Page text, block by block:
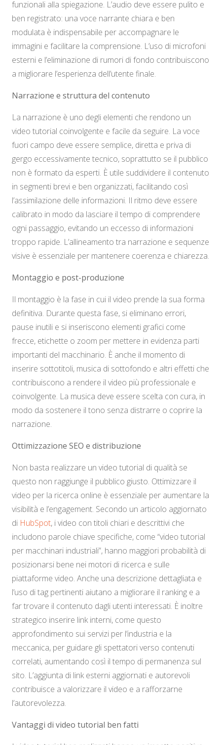
funzionali alla spiegazione. L’audio deve essere pulito e
ben registrato: una voce narrante chiara e ben
modulata è indispensabile per accompagnare le
immagini e facilitare la comprensione. L’uso di microfoni
esterni e l’eliminazione di rumori di fondo contribuiscono
a migliorare l’esperienza dell’utente finale.
Narrazione e struttura del contenuto
La narrazione è uno degli elementi che rendono un
video tutorial coinvolgente e facile da seguire. La voce
fuori campo deve essere semplice, diretta e priva di
gergo eccessivamente tecnico, soprattutto se il pubblico
non è formato da esperti. È utile suddividere il contenuto
in segmenti brevi e ben organizzati, facilitando così
l’assimilazione delle informazioni. Il ritmo deve essere
calibrato in modo da lasciare il tempo di comprendere
ogni passaggio, evitando un eccesso di informazioni
troppo rapide. L’allineamento tra narrazione e sequenze
visive è essenziale per mantenere coerenza e chiarezza.
Montaggio e post-produzione
Il montaggio è la fase in cui il video prende la sua forma
definitiva. Durante questa fase, si eliminano errori,
pause inutili e si inseriscono elementi grafici come
frecce, etichette o zoom per mettere in evidenza parti
importanti del macchinario. È anche il momento di
inserire sottotitoli, musica di sottofondo e altri effetti che
contribuiscono a rendere il video più professionale e
coinvolgente. La musica deve essere scelta con cura, in
modo da sostenere il tono senza distrarre o coprire la
narrazione.
Ottimizzazione SEO e distribuzione
Non basta realizzare un video tutorial di qualità se
questo non raggiunge il pubblico giusto. Ottimizzare il
video per la ricerca online è essenziale per aumentare la
visibilità e l’engagement. Secondo un articolo aggiornato
di HubSpot, i video con titoli chiari e descrittivi che
includono parole chiave specifiche, come “video tutorial
per macchinari industriali”, hanno maggiori probabilità di
posizionarsi bene nei motori di ricerca e sulle
piattaforme video. Anche una descrizione dettagliata e
l’uso di tag pertinenti aiutano a migliorare il ranking e a
far trovare il contenuto dagli utenti interessati. È inoltre
strategico inserire link interni, come questo
approfondimento sui servizi per l’industria e la
meccanica, per guidare gli spettatori verso contenuti
correlati, aumentando così il tempo di permanenza sul
sito. L’aggiunta di link esterni aggiornati e autorevoli
contribuisce a valorizzare il video e a rafforzarne
l’autorevolezza.
Vantaggi di video tutorial ben fatti